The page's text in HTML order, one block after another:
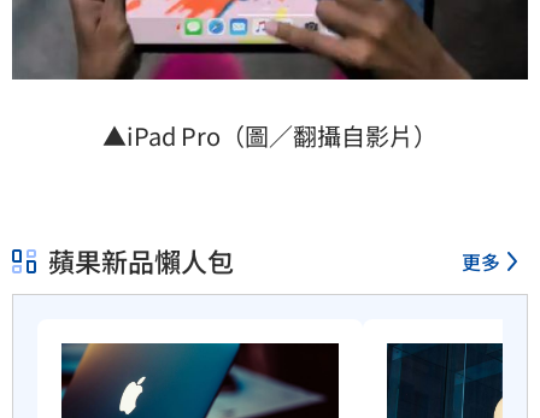
▲iPad Pro（圖／翻攝自影片）
蘋果新品懶人包 更多